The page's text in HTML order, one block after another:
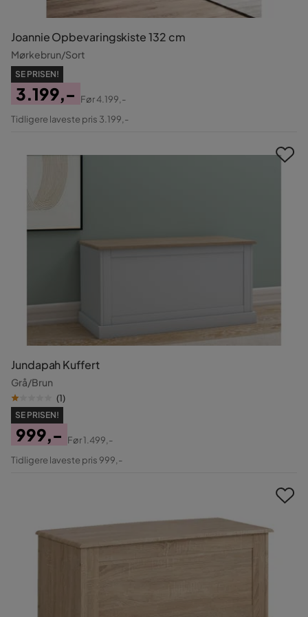
Joannie Opbevaringskiste 132 cm
Mørkebrun/Sort
SE PRISEN!
Pris
3.199,-
Original
Før4.199,-
Tidligere laveste pris 3.199,-
Jundapah Kuffert
Grå/Brun
(1)
SE PRISEN!
Pris
999,-
Original
Før1.499,-
Tidligere laveste pris 999,-